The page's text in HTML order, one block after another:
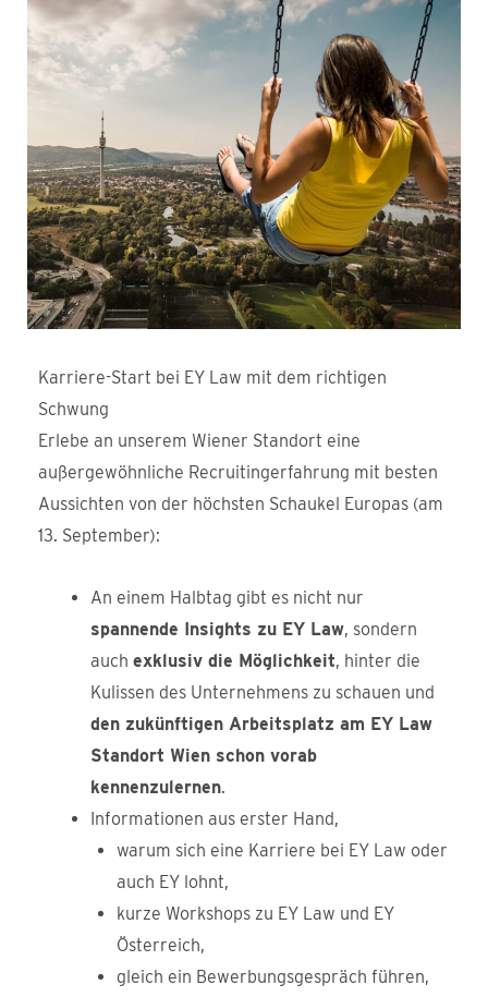
Karriere-Start bei EY Law mit dem richtigen
Schwung
Erlebe an unserem Wiener Standort eine
außergewöhnliche Recruitingerfahrung mit besten
Aussichten von der höchsten Schaukel Europas (am
13. September):
An einem Halbtag gibt es nicht nur
spannende Insights zu EY Law, sondern
auch exklusiv die Möglichkeit, hinter die
Kulissen des Unternehmens zu schauen und
den zukünftigen Arbeitsplatz am EY Law
Standort Wien schon vorab
kennenzulernen.
Informationen aus erster Hand,
warum sich eine Karriere bei EY Law oder
auch EY lohnt,
kurze Workshops zu EY Law und EY
Österreich,
gleich ein Bewerbungsgespräch führen,